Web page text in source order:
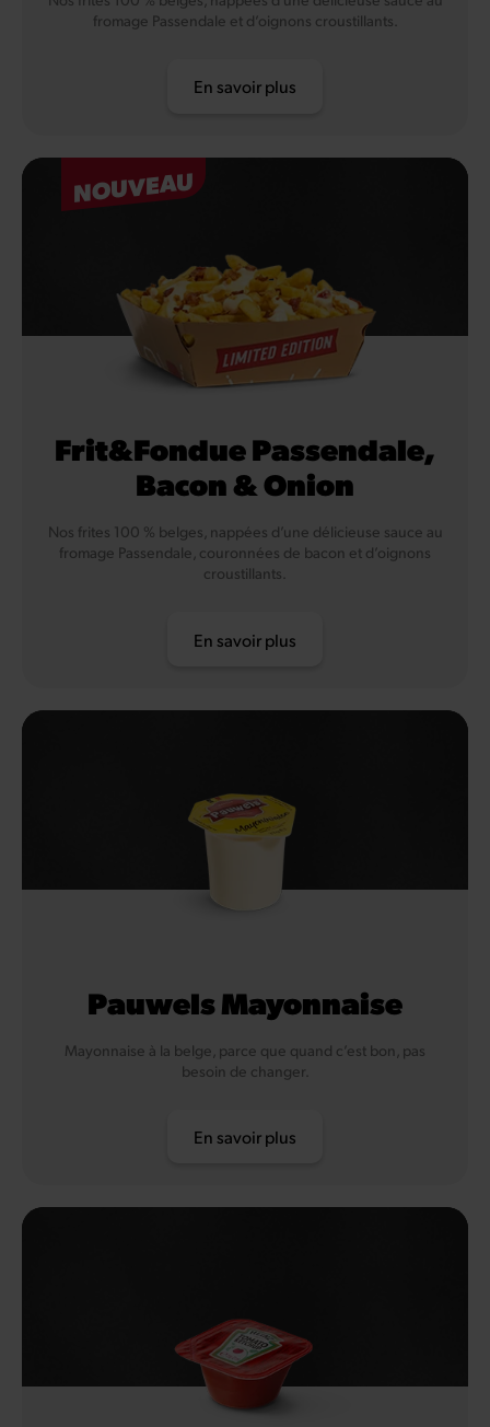
fromage Passendale et d’oignons croustillants.
En savoir plus
NOUVEAU
Frit&Fondue Passendale,
Bacon & Onion
Nos frites 100 % belges, nappées d’une délicieuse sauce au
fromage Passendale, couronnées de bacon et d’oignons
croustillants.
En savoir plus
Pauwels Mayonnaise
Mayonnaise à la belge, parce que quand c’est bon, pas
besoin de changer.
En savoir plus